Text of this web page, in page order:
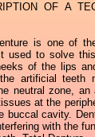
OF A
is one of
used to solve
of the lips
artificial
neutral zone,
at the
buccal cavity.
with the